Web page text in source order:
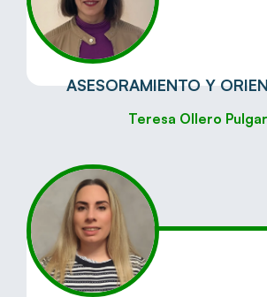
ASESORAMIENTO Y
Teresa Ollero Pulgar